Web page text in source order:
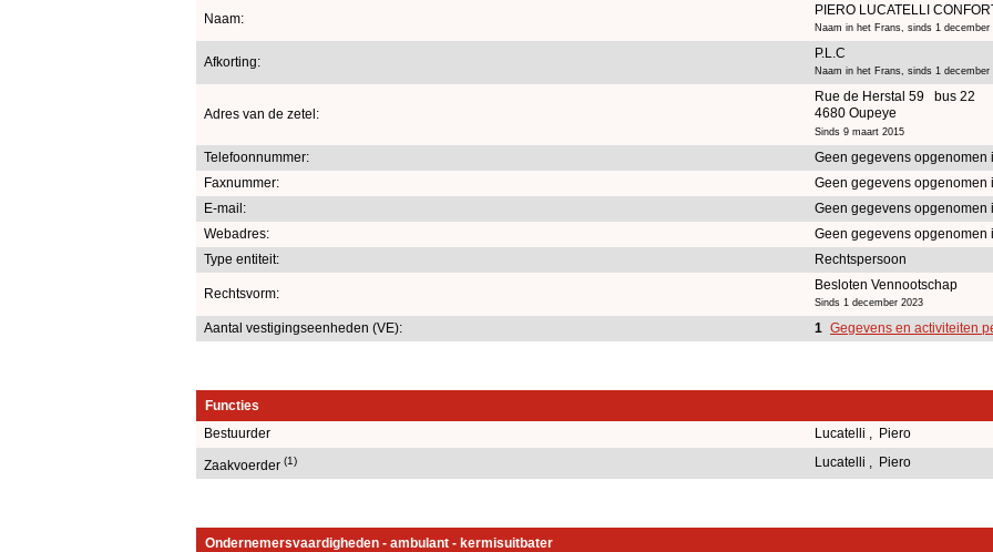
Naam:
PIERO LUCATELLI
Naam in het Frans, sinds 1 december
Afkorting:
P.L.C
Naam in het Frans, sinds 1 december
Adres van de zetel:
Rue de Herstal 59 bus 22
4680 Oupeye
Sinds 9 maart 2015
Telefoonnummer:
Geen gegevens opgenomen
Faxnummer:
Geen gegevens opgenomen
E-mail:
Geen gegevens opgenomen
Webadres:
Geen gegevens opgenomen
Type entiteit:
Rechtspersoon
Rechtsvorm:
Besloten Vennootschap
Sinds 1 december 2023
Aantal vestigingseenheden (VE): 1 Gegevens en activiteiten
Functies
Bestuurder
Lucatelli , Piero
Zaakvoerder (1) Lucatelli , Piero
Ondernemersvaardigheden - ambulant - kermisuitbater